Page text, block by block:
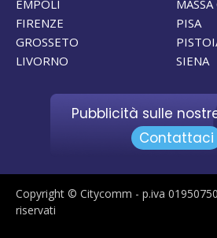
EMPOLI
FIRENZE
GROSSETO
LIVORNO
PISA
SIENA
Pubblicità sulle
Contattaci
Copyright © Citycomm - p.iva
riservati